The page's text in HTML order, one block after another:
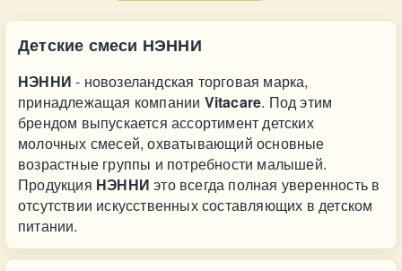
Детские смеси НЭННИ
НЭННИ - новозеландская торговая марка,
принадлежащая компании Vitacare. Под этим
брендом выпускается ассортимент детских
молочных смесей, охватывающий основные
возрастные группы и потребности малышей.
Продукция НЭННИ это всегда полная уверенность в
отсутствии искусственных составляющих в детском
питании.